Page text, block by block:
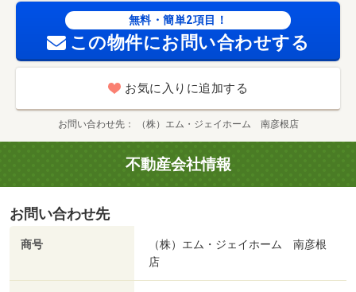
無料・簡単2項目！
この物件にお問い合わせする
お気に入りに追加する
お問い合わせ先 （株）エム・ジェイホーム 南彦根店
不動産会社情報
お問い合わせ先
商号
（株）エム・ジェイホーム 南彦根
店